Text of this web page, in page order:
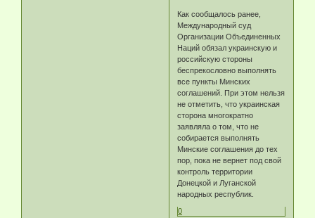
Как сообщалось ранее,
Международный суд
Организации Объединенных
Наций обязал украинскую и
российскую стороны
беспрекословно выполнять
все пункты Минских
соглашений. При этом нельзя
не отметить, что украинская
сторона многократно
заявляла о том, что не
собирается выполнять
Минские соглашения до тех
пор, пока не вернет под свой
контроль территории
Донецкой и Луганской
народных республик.
0